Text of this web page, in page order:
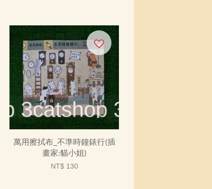
萬用擦拭布_不準時鐘錶行(插
畫家:貓小姐)
NT$ 130